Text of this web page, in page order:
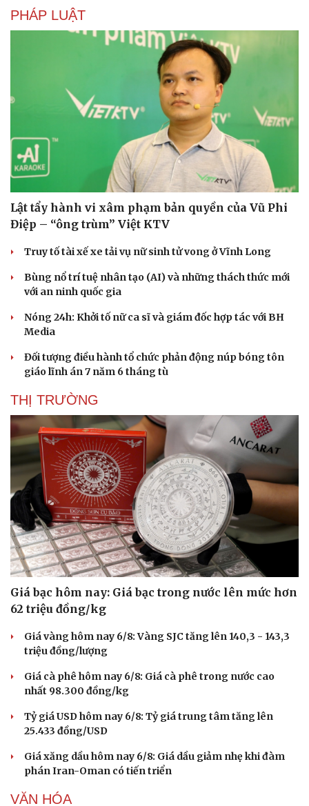
Văn hóa
Sân khấu - Điện ảnh
Âm nhạc
Di sản
Giải trí
Nghệ sĩ
Thời trang
Sao Việt
PHÁP LUẬT
Lật tẩy hành vi xâm phạm bản quyền của Vũ Phi
Điệp – “ông trùm” Việt KTV
Truy tố tài xế xe tải vụ nữ sinh tử vong ở Vĩnh Long
Bùng nổ trí tuệ nhân tạo (AI) và những thách thức mới
với an ninh quốc gia
Nóng 24h: Khởi tố nữ ca sĩ và giám đốc hợp tác với BH
Media
Đối tượng điều hành tổ chức phản động núp bóng tôn
giáo lĩnh án 7 năm 6 tháng tù
THỊ TRƯỜNG
Giá bạc hôm nay: Giá bạc trong nước lên mức hơn
62 triệu đồng/kg
Giá vàng hôm nay 6/8: Vàng SJC tăng lên 140,3 - 143,3
triệu đồng/lượng
Giá cà phê hôm nay 6/8: Giá cà phê trong nước cao
nhất 98.300 đồng/kg
Tỷ giá USD hôm nay 6/8: Tỷ giá trung tâm tăng lên
25.433 đồng/USD
Giá xăng dầu hôm nay 6/8: Giá dầu giảm nhẹ khi đàm
phán Iran-Oman có tiến triển
VĂN HÓA